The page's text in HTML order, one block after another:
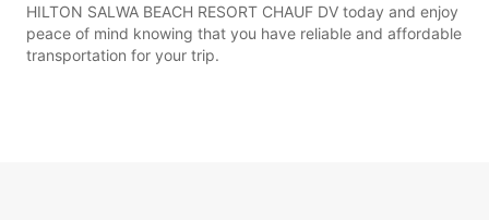
HILTON SALWA BEACH RESORT CHAUF DV today and enjoy
peace of mind knowing that you have reliable and affordable
transportation for your trip.